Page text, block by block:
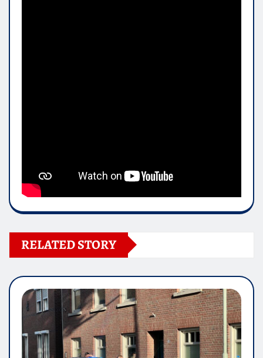
RELATED STORY